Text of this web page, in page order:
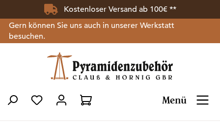
Zum Hauptinhalt springenKostenloser Versand ab 100€ **
Gern können Sie uns auch in unserer Werkstatt
besuchen.
Menü
Du hast 0 Produkte auf dem Merkzettel